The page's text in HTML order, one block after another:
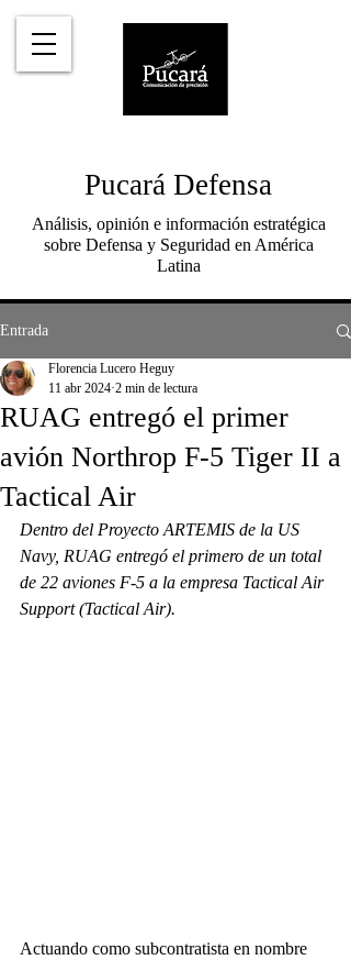
Pucará Defensa
Análisis, opinión e información estratégica
sobre Defensa y Seguridad en América
Latina
Entrada
RUAG entregó el primer
avión Northrop F-5 Tiger II a
Tactical Air
Florencia Lucero Heguy
11 abr 2024 2 min de lectura
Dentro del Proyecto ARTEMIS de la US
Navy, RUAG entregó el primero de un total
de 22 aviones F-5 a la empresa Tactical Air
Support (Tactical Air).
Actuando como subcontratista en nombre